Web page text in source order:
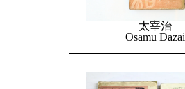
太宰治
Osamu Dazai